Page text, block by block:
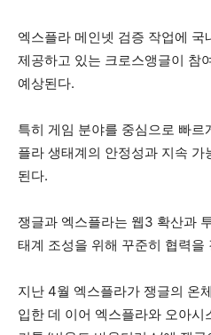
엑스플라 메인넷 검증 작업에 국
제공하고 있는 크로스앵글이 참
예상된다.
특히 게임 분야를 중심으로 빠
플라 생태계의 안정성과 지속
된다.
쟁글과 엑스플라는 웹3 확산과
태계 조성을 위해 꾸준히 협력을
지난 4월 엑스플라가 쟁글의 온
입한 데 이어 엑스플라와 오아